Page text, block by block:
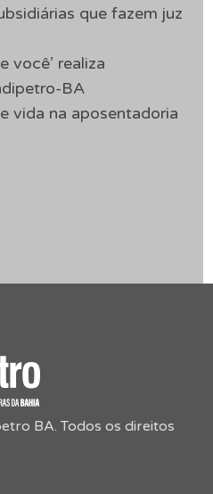
que fazem juz
você’ realiza
BA
vida na aposentadoria
BA. Todos os direitos